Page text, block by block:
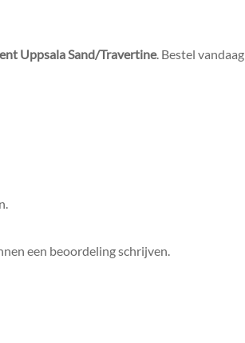
Uppsala Sand/Travertine. Bestel vandaag
een beoordeling schrijven.